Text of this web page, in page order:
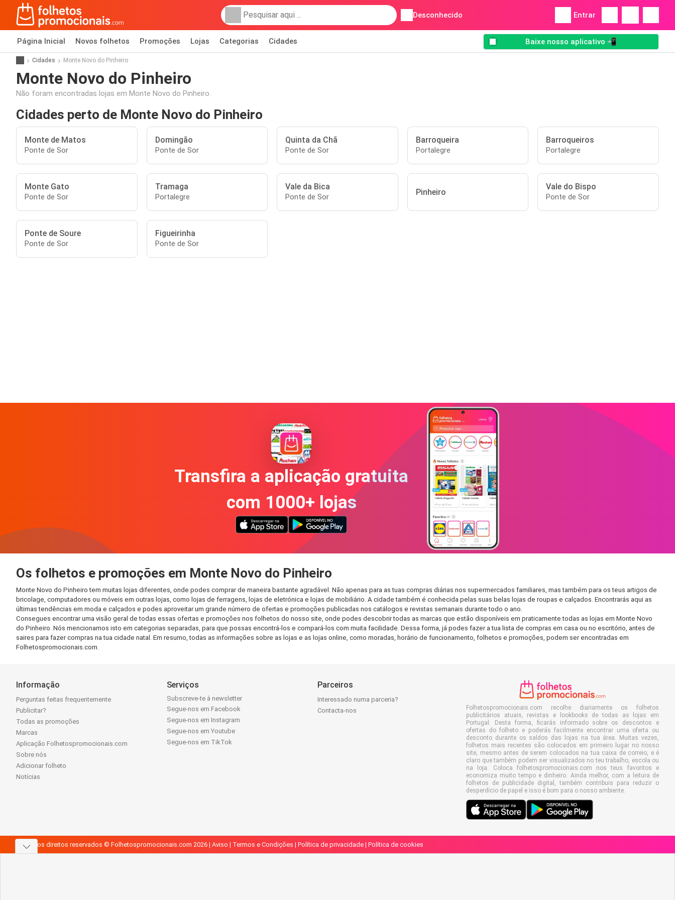
Desconhecido Entrar
Página Inicial Novos folhetos Promoções Lojas Categorias Cidades Baixe nosso aplicativo 📲
Cidades Monte Novo do Pinheiro
Monte Novo do Pinheiro
Não foram encontradas lojas em Monte Novo do Pinheiro.
Cidades perto de Monte Novo do Pinheiro
Monte de Matos
Ponte de Sor
Domingão
Ponte de Sor
Quinta da Chã
Ponte de Sor
Barroqueira
Portalegre
Barroqueiros
Portalegre
Monte Gato
Ponte de Sor
Tramaga
Portalegre
Vale da Bica
Ponte de Sor Pinheiro
Vale do Bispo
Ponte de Sor
Ponte de Soure
Ponte de Sor
Figueirinha
Ponte de Sor
Transfira a aplicação gratuita
com 1000+ lojas
Os folhetos e promoções em Monte Novo do Pinheiro
Monte Novo do Pinheiro tem muitas lojas diferentes, onde podes comprar de maneira bastante agradável. Não apenas para as tuas compras diárias nos supermercados familiares, mas também para os teus artigos de
bricolage, computadores ou móveis em outras lojas, como lojas de ferragens, lojas de eletrónica e lojas de mobiliário. A cidade também é conhecida pelas suas belas lojas de roupas e calçados. Encontrarás aqui as
últimas tendências em moda e calçados e podes aproveitar um grande número de ofertas e promoções publicadas nos catálogos e revistas semanais durante todo o ano.
Consegues encontrar uma visão geral de todas essas ofertas e promoções nos folhetos do nosso site, onde podes descobrir todas as marcas que estão disponíveis em praticamente todas as lojas em Monte Novo
do Pinheiro. Nós mencionamos isto em categorias separadas, para que possas encontrá-los e compará-los com muita facilidade. Dessa forma, já podes fazer a tua lista de compras em casa ou no escritório, antes de
saires para fazer compras na tua cidade natal. Em resumo, todas as informações sobre as lojas e as lojas online, como moradas, horário de funcionamento, folhetos e promoções, podem ser encontradas em
Folhetospromocionais.com.
Informação
Perguntas feitas frequentemente
Publicitar?
Todas as promoções
Marcas
Aplicação Folhetospromocionais.com
Sobre nós
Adicionar folheto
Notícias
Serviços
Subscreve-te à newsletter
Segue-nos em Facebook
Segue-nos em Instagram
Segue-nos em Youtube
Segue-nos em TikTok
Parceiros
Interessado numa parceria?
Contacta-nos
Folhetospromocionais.com recolhe diariamente os folhetos
publicitários atuais, revistas e lookbooks de todas as lojas em
Portugal. Desta forma, ficarás informado sobre os descontos e
ofertas do folheto e poderás facilmente encontrar uma oferta ou
desconto durante os saldos das lojas na tua área. Muitas vezes,
folhetos mais recentes são colocados em primeiro lugar no nosso
site, mesmo antes de serem colocados na tua caixa de correio, e é
claro que também podem ser visualizados no teu trabalho, escola ou
na loja. Coloca folhetospromocionais.com nos teus favoritos e
economiza muito tempo e dinheiro. Ainda melhor, com a leitura de
folhetos de publicidade digital, também contribuis para reduzir o
desperdício de papel e isso é bom para o nosso ambiente.
Todos os direitos reservados © Folhetospromocionais.com 2026 | Aviso | Termos e Condições | Política de privacidade | Política de cookies